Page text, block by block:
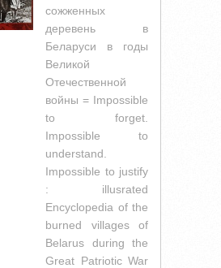
сожженных
деревень в
Беларуси в годы
Великой
Отечественной
войны = Impossible
to forget.
Impossible to
understand.
Impossible to justify
: illusrated
Encyclopedia of the
burned villages of
Belarus during the
Great Patriotic War